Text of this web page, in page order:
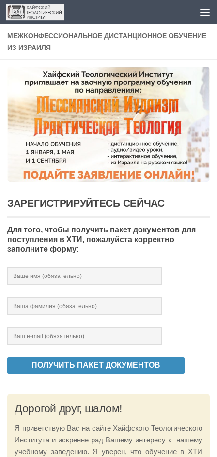
Перейти к содержимому
МЕЖКОНФЕССИОНАЛЬНОЕ ДИСТАНЦИОННОЕ ОБУЧЕНИЕ
ИЗ ИЗРАИЛЯ
ЗАРЕГИСТРИРУЙТЕСЬ СЕЙЧАС
Для того, чтобы получить пакет документов для
поступления в ХТИ, пожалуйста корректно
заполните форму:
Дорогой друг, шалом!
Я приветствую Вас на сайте Хайфского Теологического
Института и искренне рад Вашему интересу к нашему
учебному заведению. Я уверен, что обучение в ХТИ